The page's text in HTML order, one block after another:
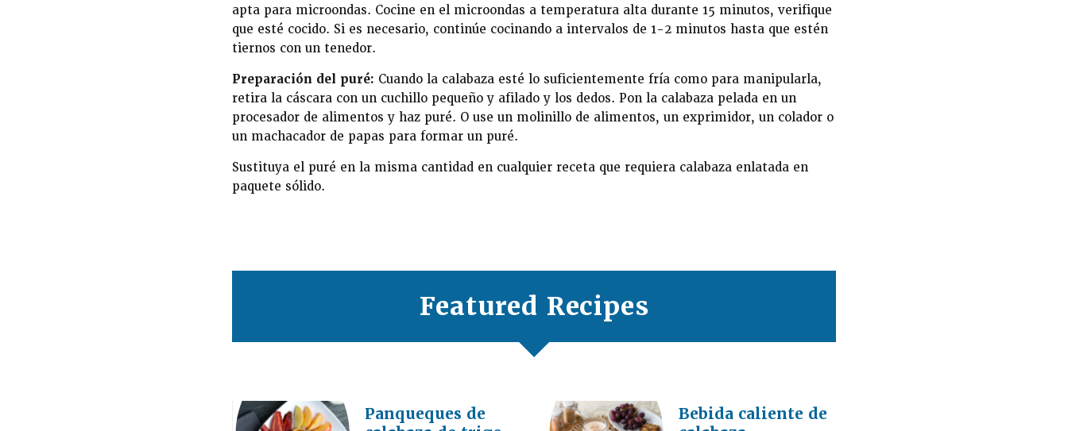
apta para microondas. Cocine en el microondas a temperatura alta durante 15 minutos, verifique
que esté cocido. Si es necesario, continúe cocinando a intervalos de 1-2 minutos hasta que estén
tiernos con un tenedor.
Preparación del puré: Cuando la calabaza esté lo suficientemente fría como para manipularla,
retira la cáscara con un cuchillo pequeño y afilado y los dedos. Pon la calabaza pelada en un
procesador de alimentos y haz puré. O use un molinillo de alimentos, un exprimidor, un colador o
un machacador de papas para formar un puré.
Sustituya el puré en la misma cantidad en cualquier receta que requiera calabaza enlatada en
paquete sólido.
Featured Recipes
Panqueques de
Bebida caliente de